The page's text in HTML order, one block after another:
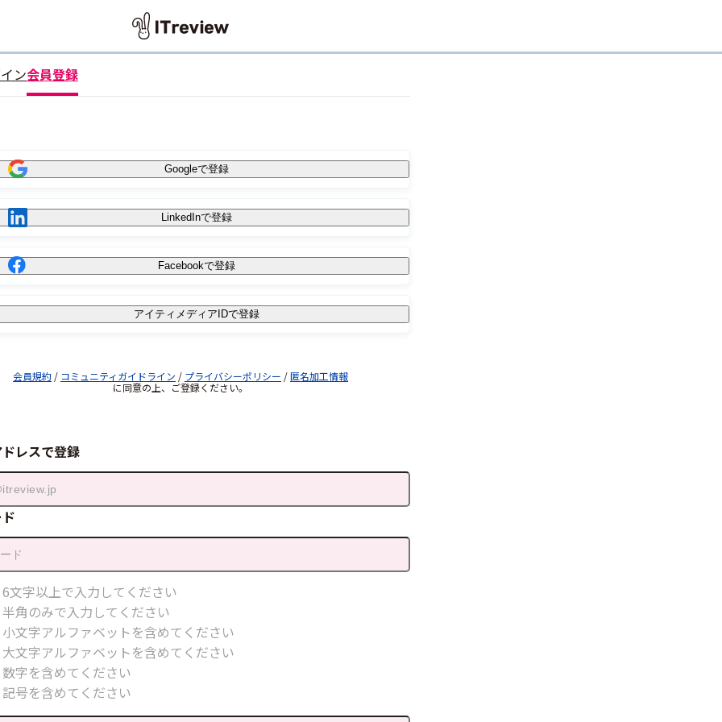
ン会員登録
Googleで登録
LinkedInで登録
Facebookで登録
アイティメディアIDで登録
会員規約 / コミュニティガイドライン / プライバシーポリシー /匿名加工情報
に同意の上、ご登録ください。
レスで登録
6文字以上で入力してください
半角のみで入力してください
小文字アルファベットを含めてください
大文字アルファベットを含めてください
数字を含めてください
記号を含めてください